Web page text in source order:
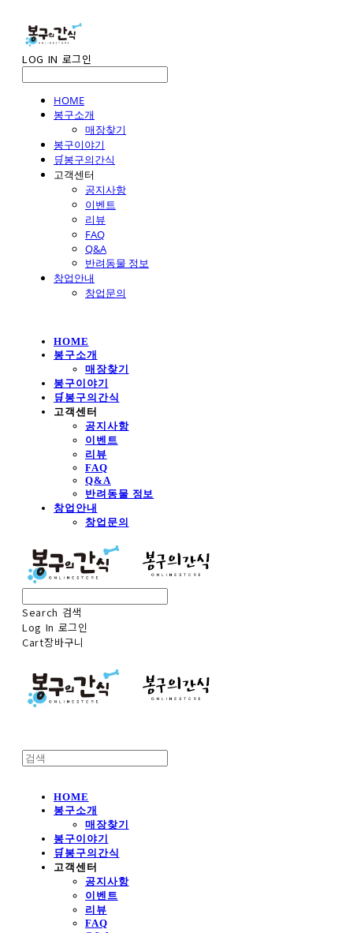
LOG IN 로그인
HOME
봉구소개
매장찾기
봉구이야기
🛒봉구의간식
고객센터
공지사항
이벤트
리뷰
FAQ
Q&A
반려동물 정보
창업안내
창업문의
HOME
봉구소개
매장찾기
봉구이야기
🛒봉구의간식
고객센터
공지사항
이벤트
리뷰
FAQ
Q&A
반려동물 정보
창업안내
창업문의
Search 검색
Log In 로그인
Cart장바구니
HOME
봉구소개
매장찾기
봉구이야기
🛒봉구의간식
고객센터
공지사항
이벤트
리뷰
FAQ